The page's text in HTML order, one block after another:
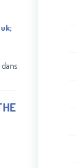
;
dans